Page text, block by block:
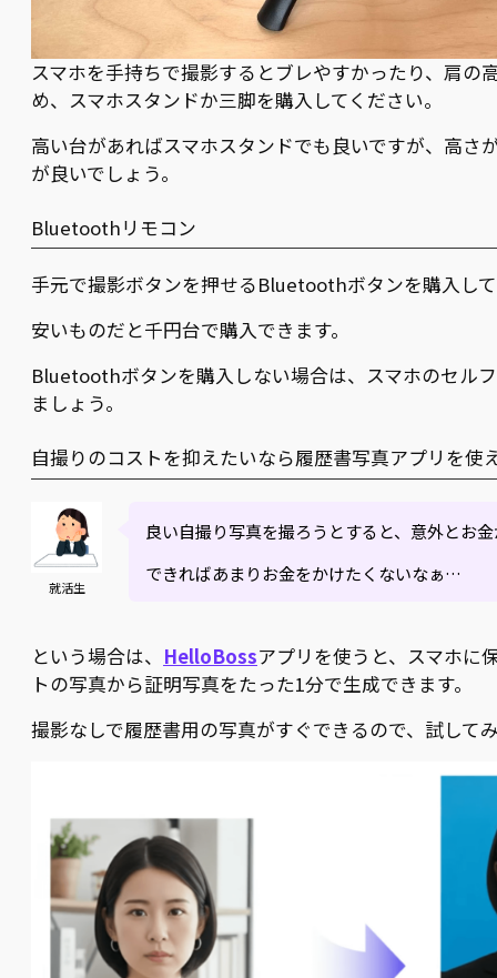
スマホを手持ちで撮影するとブレやすかったり、肩の
め、スマホスタンドか三脚を購入してください。
高い台があればスマホスタンドでも良いですが、高さ
が良いでしょう。
Bluetoothリモコン
手元で撮影ボタンを押せるBluetoothボタンを購入し
安いものだと千円台で購入できます。
Bluetoothボタンを購入しない場合は、スマホのセル
ましょう。
自撮りのコストを抑えたいなら履歴書写真アプリを使
就活生
良い自撮り写真を撮ろうとすると、意外とお
できればあまりお金をかけたくないなぁ…
という場合は、 HelloBossアプリを使うと、スマホに
トの写真から証明写真をたった1分で生成できます。
撮影なしで履歴書用の写真がすぐできるので、試して